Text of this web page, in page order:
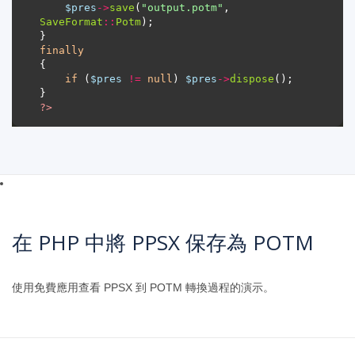
$pres ->save ( "output.potm"
SaveFormat :: Potm
finally
if ( $pres != null ) $pres ->dispose
?>
在 PHP 中將 PPSX 保存為 POTM
使用免費應用查看 PPSX 到 POTM 轉換過程的演示。